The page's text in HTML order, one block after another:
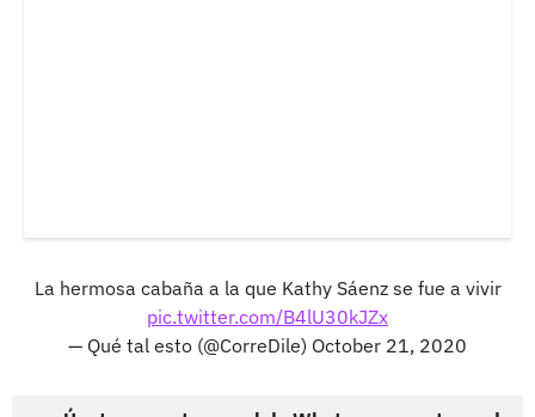
La hermosa cabaña a la que Kathy Sáenz se fue a vivir
pic.twitter.com/B4lU30kJZx
— Qué tal esto (@CorreDile) October 21, 2020